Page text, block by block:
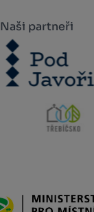
Naši partneři